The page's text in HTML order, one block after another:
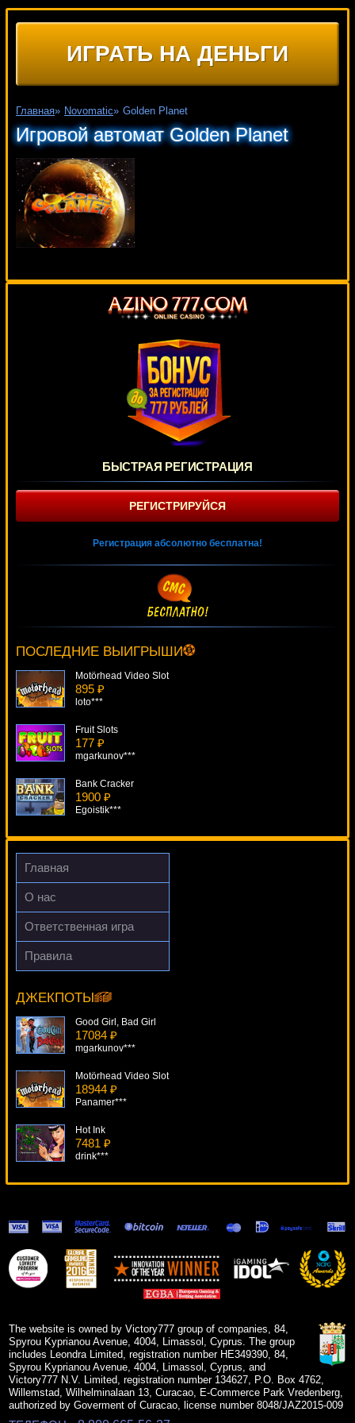
ИГРАТЬ НА ДЕНЬГИ
Главная» Novomatic» Golden Planet
Игровой автомат Golden Planet
БЫСТРАЯ РЕГИСТРАЦИЯ
РЕГИСТРИРУЙСЯ
Регистрация абсолютно бесплатна!
ПОСЛЕДНИЕ ВЫИГРЫШИ
Panamer***
Motörhead Video Slot
895 ₽
loto***
Fruit Slots
177 ₽
mgarkunov***
Bank Cracker
1900 ₽
Egoistik***
Break Da Bank
3903 ₽
tank***
Главная
О нас
Ответственная игра
Правила
ДЖЕКПОТЫ
Jason And The Golden Fleece
Cteb***
Good Girl, Bad Girl
17084 ₽
mgarkunov***
Motörhead Video Slot
18944 ₽
Panamer***
Hot Ink
7481 ₽
drink***
Top Gun
10139 ₽
Deni***
The Alchemist
The website is owned by Victory777 group of companies, 84,
Spyrou Kyprianou Avenue, 4004, Limassol, Cyprus. The group
includes Leondra Limited, registration number HE349390, 84,
Spyrou Kyprianou Avenue, 4004, Limassol, Cyprus, and
Victory777 N.V. Limited, registration number 134627, P.O. Box 4762,
Willemstad, Wilhelminalaan 13, Curacao, E-Commerce Park Vredenberg,
authorized by Goverment of Curacao, license number 8048/JAZ2015-009